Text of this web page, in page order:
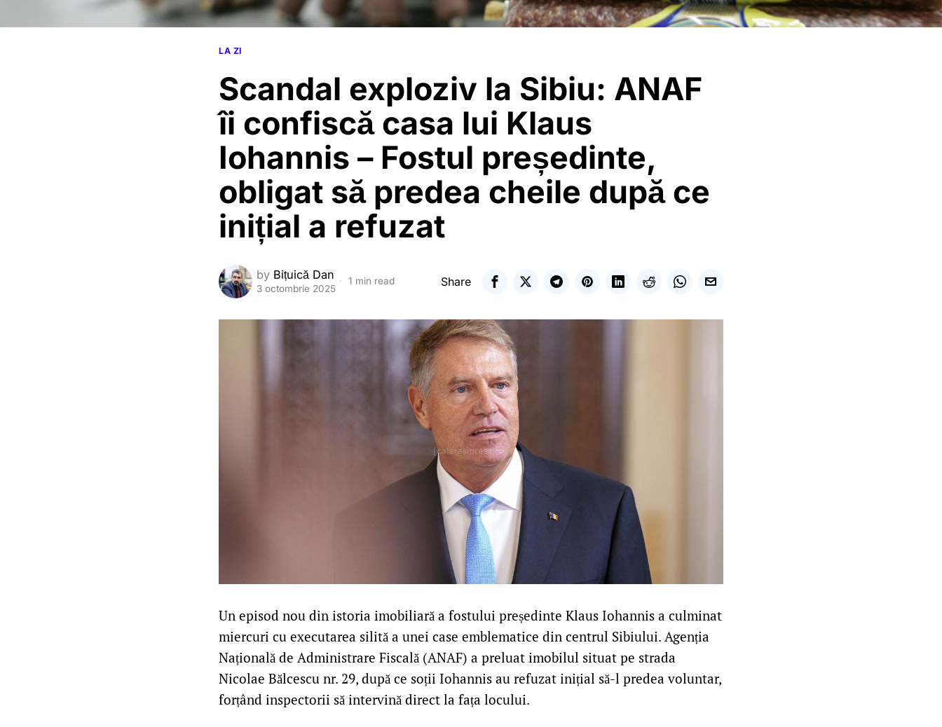
LA ZI
Scandal exploziv la Sibiu: ANAF
îi confiscă casa lui Klaus
Iohannis – Fostul președinte,
obligat să predea cheile după ce
inițial a refuzat
by Bițuică Dan
3 octombrie 2025
1 min read Share
Un episod nou din istoria imobiliară a fostului președinte Klaus Iohannis a culminat
miercuri cu executarea silită a unei case emblematice din centrul Sibiului. Agenția
Națională de Administrare Fiscală (ANAF) a preluat imobilul situat pe strada
Nicolae Bălcescu nr. 29, după ce soții Iohannis au refuzat inițial să-l predea voluntar,
forțând inspectorii să intervină direct la fața locului.